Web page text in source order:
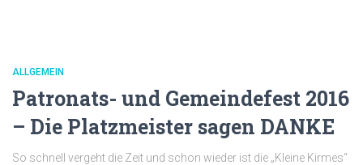
ALLGEMEIN
Patronats- und Gemeindefest 2016
– Die Platzmeister sagen DANKE
So schnell vergeht die Zeit und schon wieder ist die „Kleine Kirmes“